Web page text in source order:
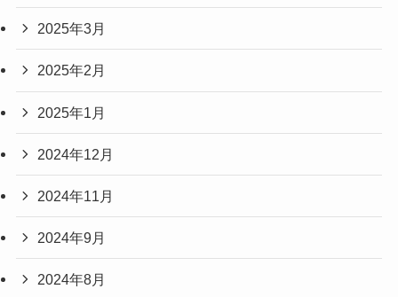
2025年3月
2025年2月
2025年1月
2024年12月
2024年11月
2024年9月
2024年8月